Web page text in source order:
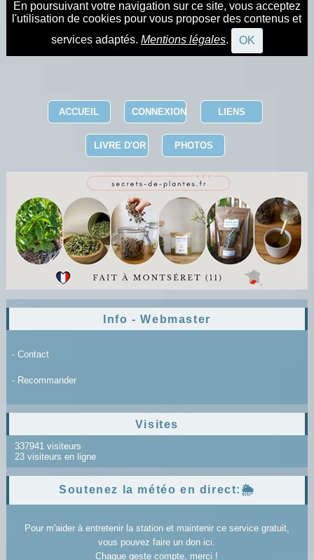
En poursuivant votre navigation sur ce site, vous acceptez
l'utilisation de cookies pour vous proposer des contenus et
services adaptés. Mentions légales. OK
ACCUEIL CONNEXION LIENS
LIVRE D'OR PHOTOS
Info - Webmaster
- Contact
- Recommander
Visites
337941 visiteurs
23 visiteurs en ligne
Soutenez la météo en direct:🌦️
Pour m'aider à entretenir la station et maintenir ce service gratuit,
vous pouvez faire un don ici.
Chaque geste compte, merci !